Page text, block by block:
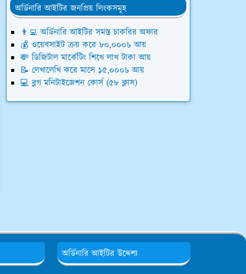
অর্ডিনারি আইটির জনপ্রিয় লিংকসমূহ
👨‍💻 অর্ডিনারি আইটির সমস্ত চাকরির অফার
💰 ওয়েবসাইট ক্রয় করে ৮০,০০০৳ আয়
💸 ডিজিটাল মার্কেটিং শিখে লাখ টাকা আয়
📝 লেখালেখি করে মাসে ১৫,০০০৳ আয়
💻 ব্লগ মনিটাইজেশন কোর্স (৫৮ ক্লাস)
অর্ডিনারি আইটির উদ্দেশ্য